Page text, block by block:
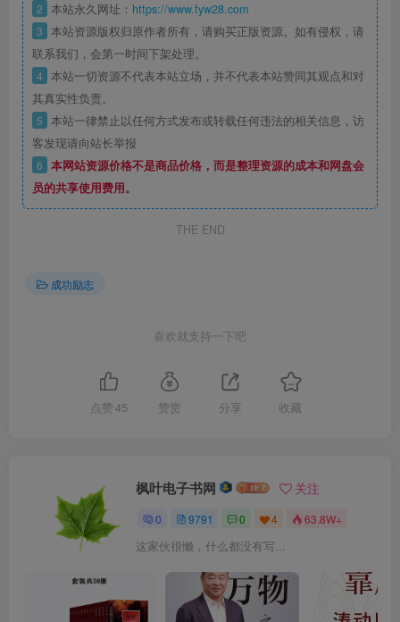
2 本站永久网址： https://www.fyw28.com
3 本站资源版权归原作者所有，请购买正版资源。如有侵权，请
联系我们，会第一时间下架处理。
4 本站一切资源不代表本站立场，并不代表本站赞同其观点和对
其真实性负责。
5 本站一律禁止以任何方式发布或转载任何违法的相关信息，访
客发现请向站长举报
6 本网站资源价格不是商品价格，而是整理资源的成本和网盘会
员的共享使用费用。
THE END
成功励志
喜欢就支持一下吧
点赞 45 赞赏 分享 收藏
枫叶电子书网 关注
0 9791 0 4 63.8W+
这家伙很懒，什么都没有写...